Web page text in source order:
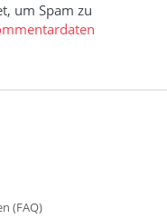
um Spam zu
(FAQ)